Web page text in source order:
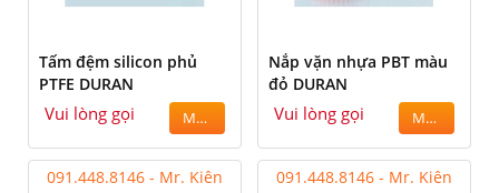
Tấm đệm silicon phủ
PTFE DURAN
Vui lòng gọi MUA
Nắp vặn nhựa PBT màu
đỏ DURAN
Vui lòng gọi MUA
091.448.8146 - Mr. Kiên 091.448.8146 - Mr. Kiên